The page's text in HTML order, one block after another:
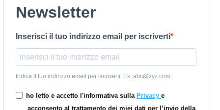
Newsletter
Inserisci il tuo indirizzo email per iscriverti
Indica il tuo indirizzo email per iscriverti. Es. abc@xyz.com
ho letto e accetto l'informativa sulla Privacy e
acconsento al trattamento dei miei dati per l’invio della